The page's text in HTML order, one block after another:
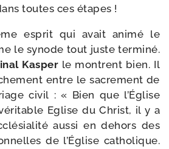
toutes ces étapes !
esprit qui avait ani­mé le
le synode tout juste ter­mi­né.
Kasper le montrent bien. Il
entre le sacre­ment de
civil : « Bien que l’Église
Eglise du Christ, il y a
aus­si en dehors des
de l’Église catho­lique.